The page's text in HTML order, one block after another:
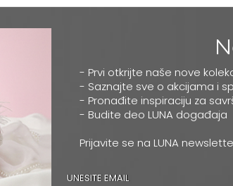
- Prvi otkrijte naše nove
- Saznajte sve o akcijama i
- Pronađite inspiraciju za
- Budite deo LUNA događaja
Prijavite se na LUNA